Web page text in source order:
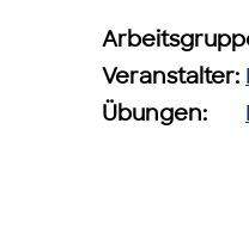
Veranstalter:
Übungen: